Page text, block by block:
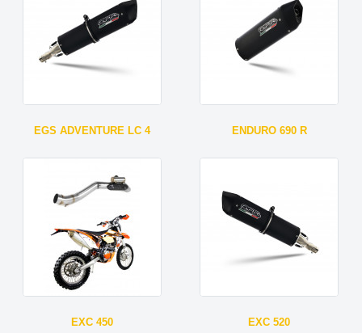
EGS ADVENTURE LC 4 ENDURO 690 R
EXC 450 EXC 520